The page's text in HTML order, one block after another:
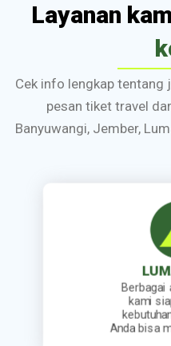
Layanan
Cek info lengkap tentang
pesan tiket travel
Banyuwangi, Jember,